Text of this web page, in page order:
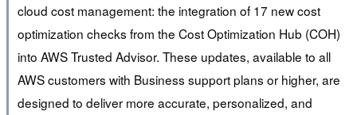
cloud cost management: the integration of 17 new cost
optimization checks from the Cost Optimization Hub (COH)
into AWS Trusted Advisor. These updates, available to all
AWS customers with Business support plans or higher, are
designed to deliver more accurate, personalized, and